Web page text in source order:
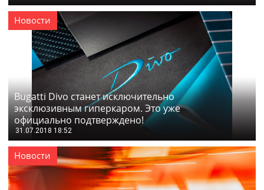
Новости
Bugatti Divo станет исключительно
эксклюзивным гиперкаром. Это уже
официально подтверждено!
31.07.2018 18:52
Новости